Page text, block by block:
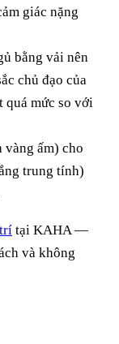
giác nặng
bằng vải nên
chủ đạo của
mức so với
ấm) cho
trung tính)
tại KAHA —
và không